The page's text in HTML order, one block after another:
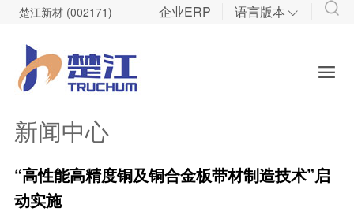
楚江新材 (002171) 语言版本 
企业ERP

先进铜基材料研发
股票信息
定期报告
调研登记
新闻中心
“高性能高精度铜及铜合金板带材制造技术”启
动实施